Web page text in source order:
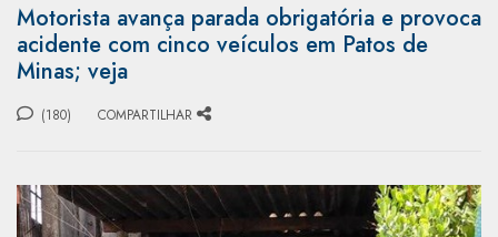
Motorista avança parada obrigatória e provoca
acidente com cinco veículos em Patos de
Minas; veja
(180) COMPARTILHAR